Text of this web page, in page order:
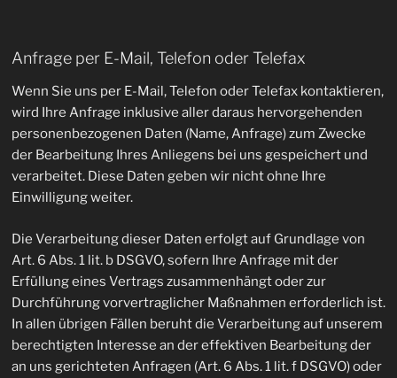
Anfrage per E-Mail, Telefon oder Telefax
Wenn Sie uns per E-Mail, Telefon oder Telefax kontaktieren,
wird Ihre Anfrage inklusive aller daraus hervorgehenden
personenbezogenen Daten (Name, Anfrage) zum Zwecke
der Bearbeitung Ihres Anliegens bei uns gespeichert und
verarbeitet. Diese Daten geben wir nicht ohne Ihre
Einwilligung weiter.
Die Verarbeitung dieser Daten erfolgt auf Grundlage von
Art. 6 Abs. 1 lit. b DSGVO, sofern Ihre Anfrage mit der
Erfüllung eines Vertrags zusammenhängt oder zur
Durchführung vorvertraglicher Maßnahmen erforderlich ist.
In allen übrigen Fällen beruht die Verarbeitung auf unserem
berechtigten Interesse an der effektiven Bearbeitung der
an uns gerichteten Anfragen (Art. 6 Abs. 1 lit. f DSGVO) oder